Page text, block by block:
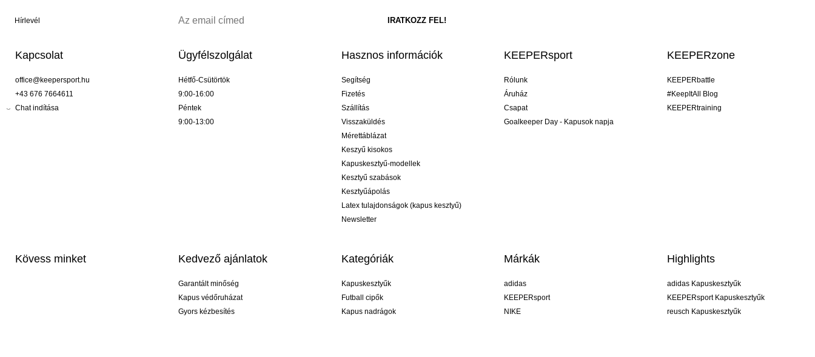
Hírlevél
Kapcsolat
office@keepersport.hu
+43 676 7664611
Chat indítása
Ügyfélszolgálat
Hétfő-Csütörtök
9:00-16:00
Péntek
9:00-13:00
Hasznos információk
Segítség
Fizetés
Szállítás
Visszaküldés
Mérettáblázat
Keszyű kisokos
Kapuskesztyű-modellek
Kesztyű szabások
Kesztyűápolás
Latex tulajdonságok (kapus kesztyű)
Newsletter
KEEPERsport
Rólunk
Áruház
Csapat
Goalkeeper Day - Kapusok napja
KEEPERzone
KEEPERbattle
#KeepItAll Blog
KEEPERtraining
Kövess minket Kedvező ajánlatok
Garantált minőség
Kapus védőruházat
Gyors kézbesítés
Kategóriák
Kapuskesztyűk
Futball cipők
Kapus nadrágok
Márkák
adidas
KEEPERsport
NIKE
Highlights
adidas Kapuskesztyűk
KEEPERsport Kapuskesztyűk
reusch Kapuskesztyűk